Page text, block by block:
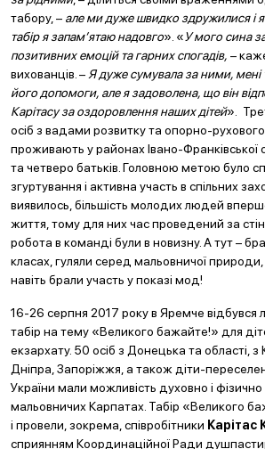
табору, – але ми дуже швидко здружилися і
табір я запам’ятаю надовго». «У мого сина
позитивних емоцій та гарних спогадів, –
вихованців. – Я дуже сумувала за ними, мені
його допомоги, але я задоволена, що він
Карітасу за оздоровлення наших дітей».
осіб з вадами розвитку та опорно-
проживають у районах Івано-Франківської
та четверо батьків. Головною метою було
згуртування і активна участь в спільних
виявилось, більшість молодих людей
життя, тому для них час проведений за
робота в команді були в новизну. А тут –
класах, гуляли серед мальовничої природи,
навіть брали участь у показі мод!
16-26 серпня 2017 року в Яремче відбувся
табір на тему «Великого бажайте!» для
екзархату. 50 осіб з Донецька та області, з
Дніпра, Запоріжжя, а також діти-
України мали можливість духовно і фізично
мальовничих Карпатах. Табір «Великого
і провели, зокрема, співробітники Карітас
сприянням Координаційної Ради